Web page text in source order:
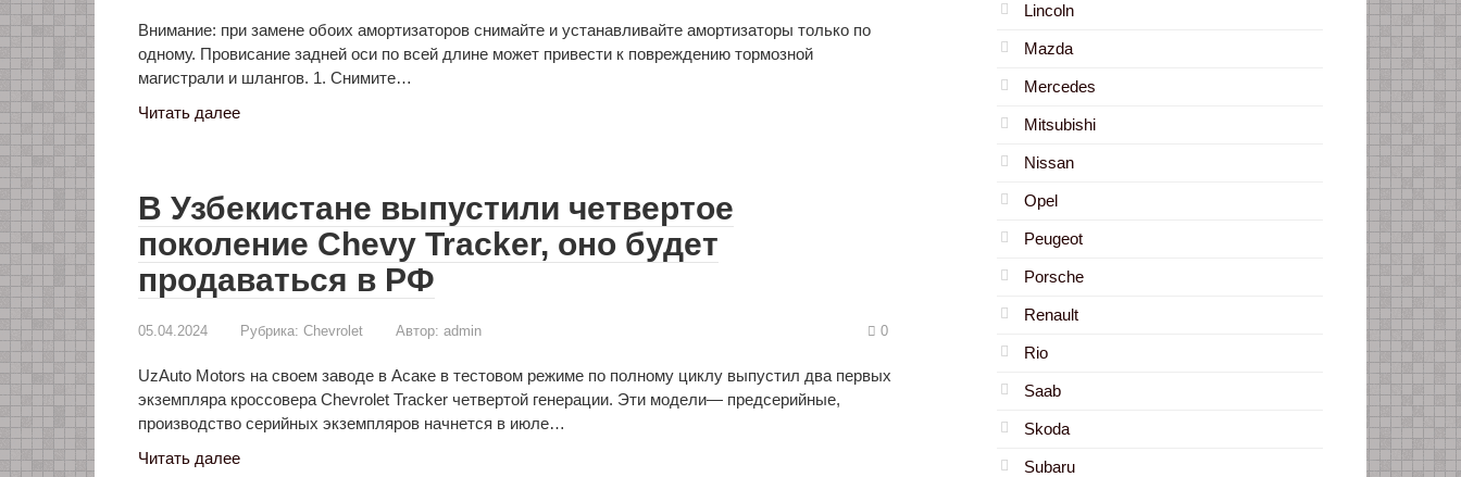
Внимание: при замене обоих амортизаторов снимайте и устанавливайте амортизаторы только по
одному. Провисание задней оси по всей длине может привести к повреждению тормозной
магистрали и шлангов. 1. Снимите…
Читать далее
В Узбекистане выпустили четвертое
поколение Chevy Tracker, оно будет
продаваться в РФ
05.04.2024 Рубрика: Chevrolet Автор: admin 0
UzAuto Motors на своем заводе в Асаке в тестовом режиме по полному циклу выпустил два первых
экземпляра кроссовера Chevrolet Tracker четвертой генерации. Эти модели— предсерийные,
производство серийных экземпляров начнется в июле…
Читать далее
Lincoln
Mazda
Mercedes
Mitsubishi
Nissan
Opel
Peugeot
Porsche
Renault
Rio
Saab
Skoda
Subaru